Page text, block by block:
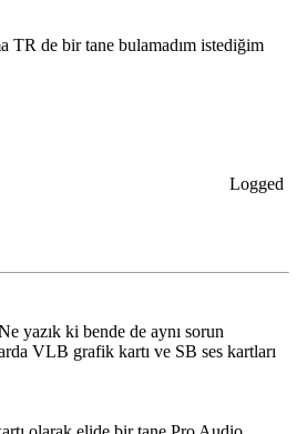
TR de bir tane bulamadım istediğim
Logged
yazık ki bende de aynı sorun
VLB grafik kartı ve SB ses kartları